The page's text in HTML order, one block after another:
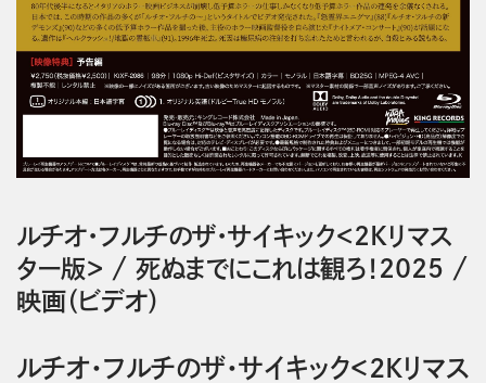
ルチオ・フルチのザ・サイキック＜2Kリマス
ター版＞ / 死ぬまでにこれは観ろ！2025 /
映画（ビデオ）
ルチオ・フルチのザ・サイキック＜2Kリマス